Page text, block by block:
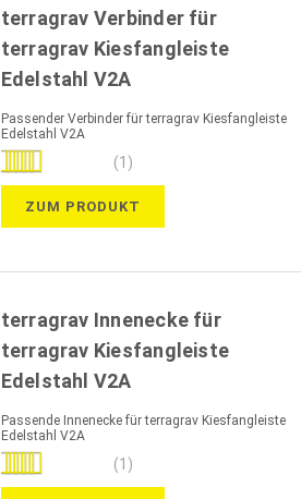
terragrav Verbinder für
terragrav Kiesfangleiste
Edelstahl V2A
Passender Verbinder für terragrav Kiesfangleiste
Edelstahl V2A
Bewertung:
100%
(1)
ZUM PRODUKT
terragrav Innenecke für
terragrav Kiesfangleiste
Edelstahl V2A
Passende Innenecke für terragrav Kiesfangleiste
Edelstahl V2A
Bewertung:
100%
(1)